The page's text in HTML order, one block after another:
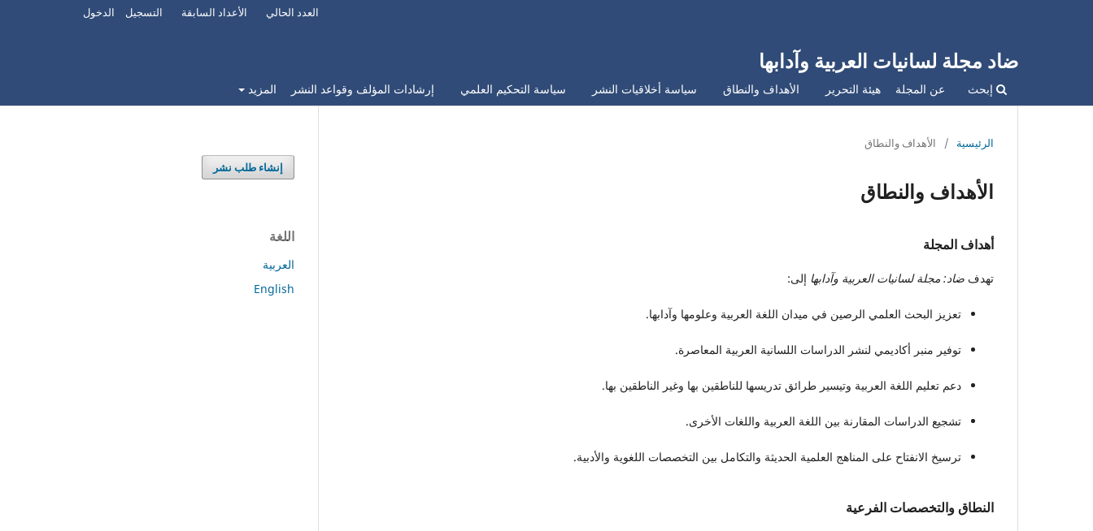
ضاد مجلة لسانيات العربية وآدابها
عن المجلة هيئة التحرير الأهداف والنطاق سياسة أخلاقيات النشر سياسة التحكيم العلمي إرشادات المؤلف وقواعد النشر المزيد إبحث
العدد الحالي الأعداد السابقة التسجيل الدخول
الرئيسية / الأهداف والنطاق
الأهداف والنطاق
أهداف المجلة
تهدف ضاد: مجلة لسانيات العربية وآدابها إلى:
تعزيز البحث العلمي الرصين في ميدان اللغة العربية وعلومها وآدابها.
توفير منبر أكاديمي لنشر الدراسات اللسانية العربية المعاصرة.
دعم تعليم اللغة العربية وتيسير طرائق تدريسها للناطقين بها وغير الناطقين بها.
تشجيع الدراسات المقارنة بين اللغة العربية واللغات الأخرى.
ترسيخ الانفتاح على المناهج العلمية الحديثة والتكامل بين التخصصات اللغوية والأدبية.
النطاق والتخصصات الفرعية
إنشاء طلب نشر
اللغة
العربية
English